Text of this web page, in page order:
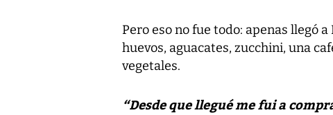
Pero eso no fue todo: apenas llegó
huevos, aguacates, zucchini, una
vegetales.
“Desde que llegué me fui a